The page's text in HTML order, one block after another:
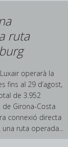
ruta
operarà la
fins al 29 d’agost,
de 3.952
de Girona-Costa
connexió directa
ruta operada...